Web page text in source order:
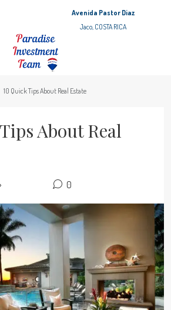
Avenida Pastor Diaz
Jaco, COSTA RICA
10 Quick Tips About Real Estate
About Real
0